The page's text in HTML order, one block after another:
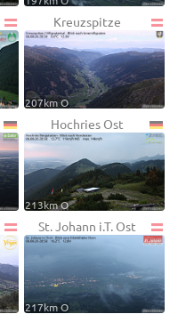
Kreuzspitze
207km O
Hochries Ost
213km O
St. Johann i.T. Ost
217km O